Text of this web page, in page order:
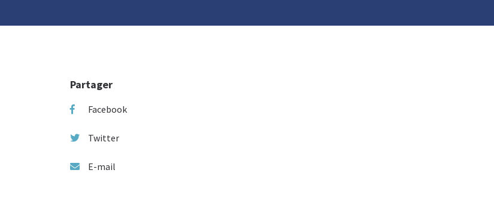
Partager
Facebook
Twitter
E-mail